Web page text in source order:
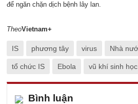
để ngăn chặn dịch bệnh lây lan.
TheoVietnam+
IS phương tây virus Nhà
tổ chức IS Ebola vũ khí sinh học
Bình luận